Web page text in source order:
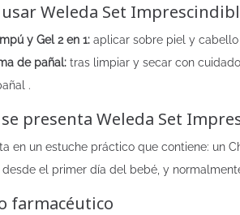
usar Weleda Set
y Gel 2 en 1: aplicar sobre piel y cabello
de pañal: tras limpiar y secar con
.
se presenta Weleda Set
en un estuche práctico que contiene: un
el primer día del bebé, y
farmacéutico